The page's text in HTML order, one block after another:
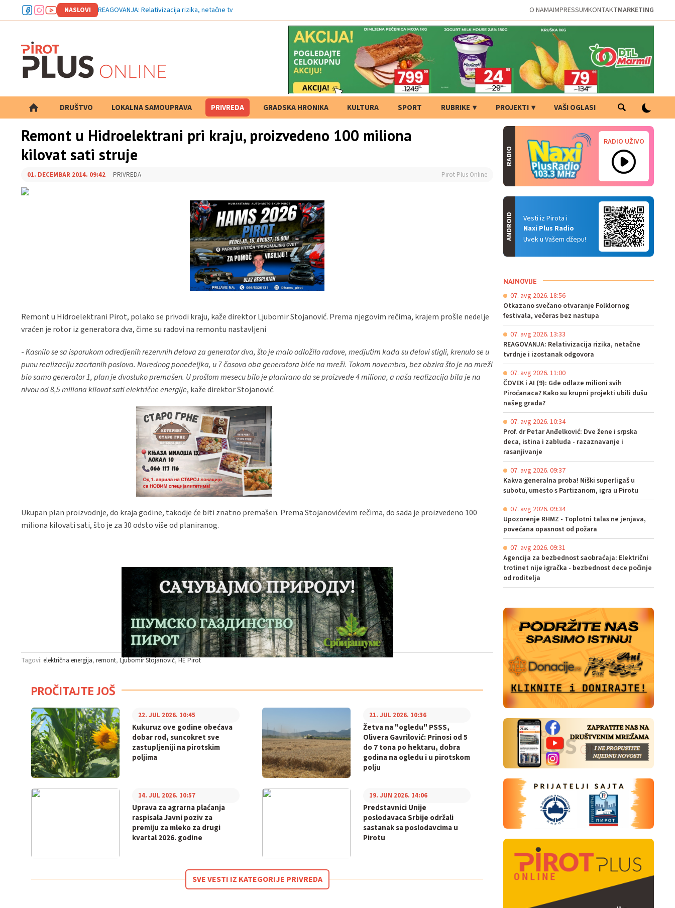
NASLOVI REAGOVANJA: Relativizacija rizika, netačne tvrdnje i izostanak O NAMAIMPRESSUMKONTAKTMARKETING
DRUŠTVO LOKALNA SAMOUPRAVA PRIVREDA GRADSKA HRONIKA KULTURA SPORT RUBRIKE PROJEKTI VAŠI OGLASI
PRETRAGA
Remont u Hidroelektrani pri kraju, proizvedeno 100 miliona
kilovat sati struje
01. DECEMBAR 2014. 09:42 PRIVREDA Pirot Plus Online
Remont u Hidroelektrani Pirot, polako se privodi kraju, kaže direktor Ljubomir Stojanović. Prema njegovim rečima, krajem prošle nedelje
vraćen je rotor iz generatora dva, čime su radovi na remontu nastavljeni
-Kasnilo se sa isporukom odredjenih rezervnih delova za generator dva, što je malo odložilo radove, medjutim kada su delovi stigli, krenulo se u
punu realizaciju zacrtanih poslova. Narednog ponedeljka, u 7 časova oba generatora biće na mreži. Tokom novembra, bez obzira što je na mreži
bio samo generator 1, plan je dvostuko premašen. U prošlom mesecu bilo je planirano da se proizvede 4 miliona, a naša realizacija bila je na
nivou od 8,5 miliona kilovat sati električne energije, kaže direktor Stojanović.
Ukupan plan proizvodnje, do kraja godine, takodje će biti znatno premašen. Prema Stojanovićevim rečima, do sada je proizvedeno 100
miliona kilovati sati, što je za 30 odsto više od planiranog.
Tagovi: električna energija remont Ljubomir Stojanović HE Pirot
PROČITAJTE JOŠ
Kukuruz ove godine obećava
dobar rod, suncokret sve
zastupljeniji na pirotskim
poljima
22. JUL 2026. 10:45
Žetva na "ogledu" PSSS,
Olivera Gavrilović: Prinosi od 5
do 7 tona po hektaru, dobra
godina na ogledu i u pirotskom
polju
21. JUL 2026. 10:36
Uprava za agrarna plaćanja
raspisala Javni poziv za
premiju za mleko za drugi
kvartal 2026. godine
14. JUL 2026. 10:57
Predstavnici Unije
poslodavaca Srbije održali
sastanak sa poslodavcima u
Pirotu
19. JUN 2026. 14:06
SVE VESTI IZ KATEGORIJE PRIVREDA
RADIO
RADIO UŽIVO
Vesti iz Pirota i
Naxi Plus Radio
Uvek u Vašem džepu!
ANDROID
NAJNOVIJE
07. avg 2026. 18:56
Otkazano svečano otvaranje Folklornog
festivala, večeras bez nastupa
07. avg 2026. 13:33
REAGOVANJA: Relativizacija rizika, netačne
tvrdnje i izostanak odgovora
07. avg 2026. 11:00
ČOVEK i AI (9): Gde odlaze milioni svih
Piroćanaca? Kako su krupni projekti ubili dušu
našeg grada?
07. avg 2026. 10:34
Prof. dr Petar Anđelković: Dve žene i srpska
deca, istina i zabluda - razaznavanje i
rasanjivanje
07. avg 2026. 09:37
Kakva generalna proba! Niški superligaš u
subotu, umesto s Partizanom, igra u Pirotu
07. avg 2026. 09:34
Upozorenje RHMZ - Toplotni talas ne jenjava,
povećana opasnost od požara
07. avg 2026. 09:31
Agencija za bezbednost saobraćaja: Električni
trotinet nije igračka - bezbednost dece počinje
od roditelja